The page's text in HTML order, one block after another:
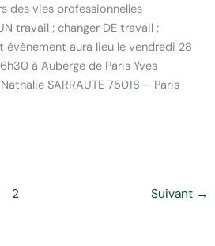
des vies professionnelles
travail ; changer DE travail ;
évènement aura lieu le vendredi 28
à Auberge de Paris Yves
SARRAUTE 75018 – Paris
2 Suivant →